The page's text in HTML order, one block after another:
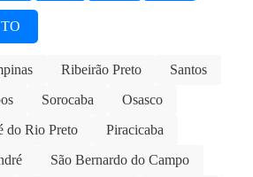
TO
Ribeirão Preto
Santos
Sorocaba
Osasco
do Rio Preto
Piracicaba
São Bernardo do Campo